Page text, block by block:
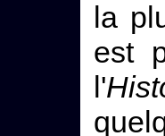
la
est
l'